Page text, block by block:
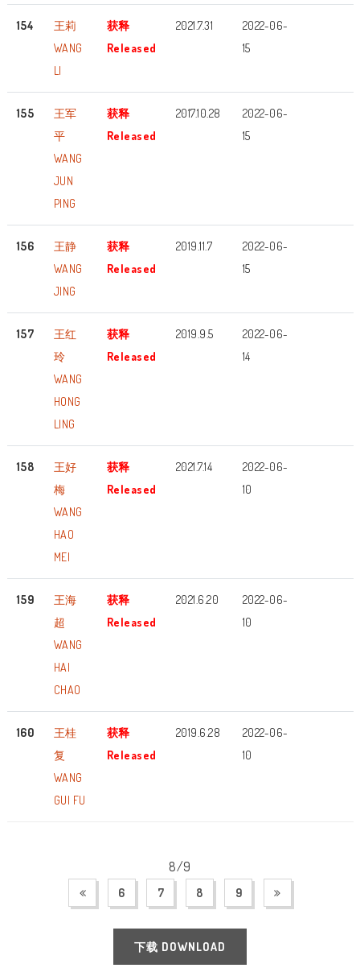
154
王莉
WANG
LI
获释
Released
2021.7.31
2022-06-
15
155
王军
平
WANG
JUN
PING
获释
Released
2017.10.28
2022-06-
15
156
王静
WANG
JING
获释
Released
2019.11.7
2022-06-
15
157
王红
玲
WANG
HONG
LING
获释
Released
2019.9.5
2022-06-
14
158
王好
梅
WANG
HAO
MEI
获释
Released
2021.7.14
2022-06-
10
159
王海
超
WANG
HAI
CHAO
获释
Released
2021.6.20
2022-06-
10
160
王桂
复
WANG
GUI FU
获释
Released
2019.6.28
2022-06-
10
8/9
6 7 8 9
下载 DOWNLOAD